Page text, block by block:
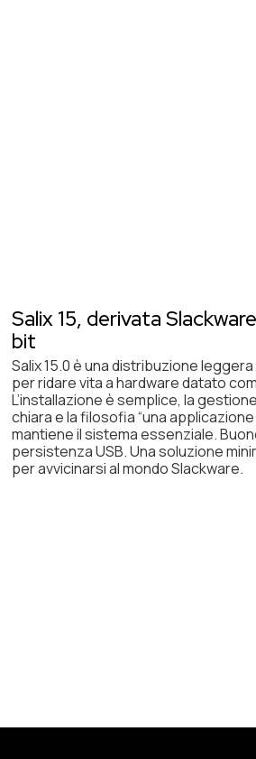
Salix 15, derivata
bit
Salix 15.0 è una distribuzione
per ridare vita a hardware datato
L’installazione è semplice, la
chiara e la filosofia “una
mantiene il sistema essenziale.
persistenza USB. Una soluzione
per avvicinarsi al mondo Slackware.